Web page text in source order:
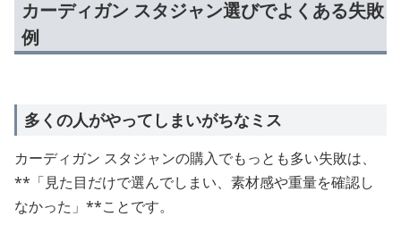
カーディガン スタジャン選びでよくある失敗
例
多くの人がやってしまいがちなミス
カーディガン スタジャンの購入でもっとも多い失敗は、
**「見た目だけで選んでしまい、素材感や重量を確認し
なかった」**ことです。